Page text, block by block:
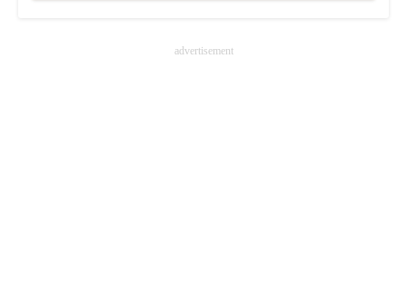
advertisement